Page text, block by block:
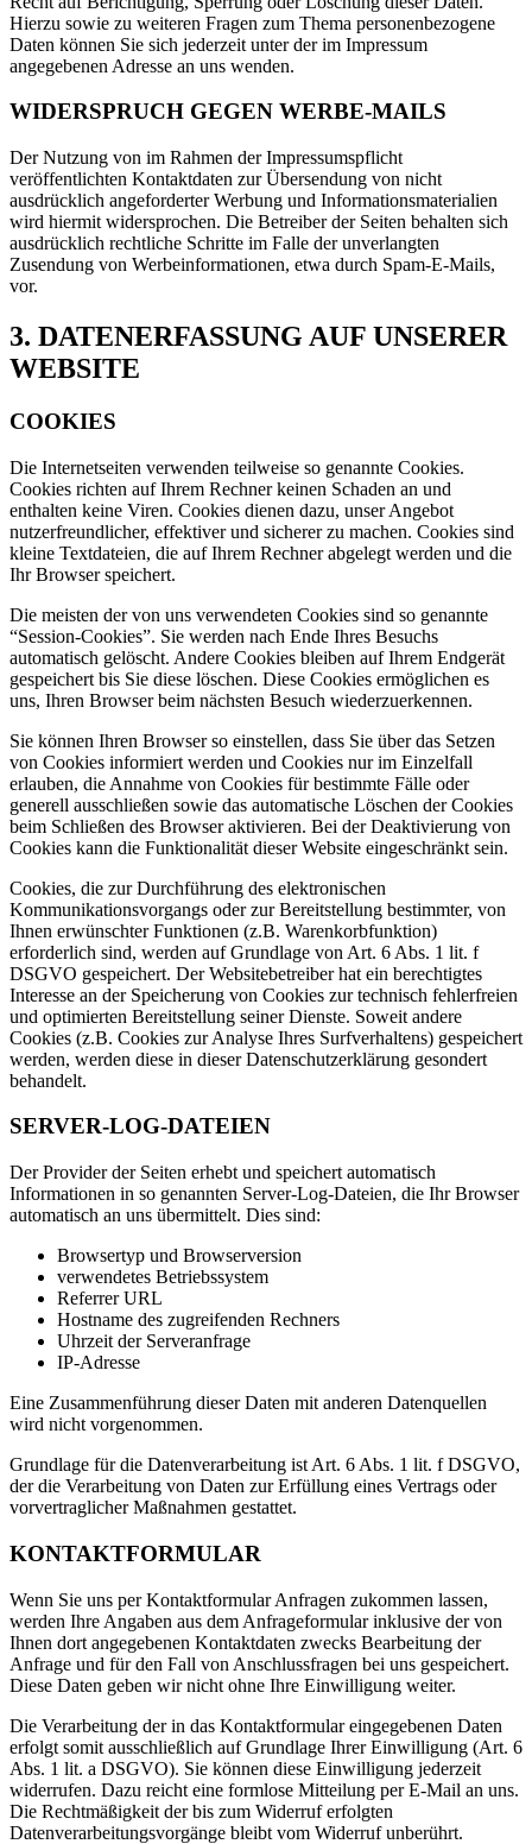
Hierzu sowie zu weiteren Fragen zum Thema personenbezogene
Daten können Sie sich jederzeit unter der im Impressum
angegebenen Adresse an uns wenden.
WIDERSPRUCH GEGEN WERBE-MAILS
Der Nutzung von im Rahmen der Impressumspflicht
veröffentlichten Kontaktdaten zur Übersendung von nicht
ausdrücklich angeforderter Werbung und Informationsmaterialien
wird hiermit widersprochen. Die Betreiber der Seiten behalten sich
ausdrücklich rechtliche Schritte im Falle der unverlangten
Zusendung von Werbeinformationen, etwa durch Spam-E-Mails,
vor.
3. DATENERFASSUNG AUF UNSERER
WEBSITE
COOKIES
Die Internetseiten verwenden teilweise so genannte Cookies.
Cookies richten auf Ihrem Rechner keinen Schaden an und
enthalten keine Viren. Cookies dienen dazu, unser Angebot
nutzerfreundlicher, effektiver und sicherer zu machen. Cookies sind
kleine Textdateien, die auf Ihrem Rechner abgelegt werden und die
Ihr Browser speichert.
Die meisten der von uns verwendeten Cookies sind so genannte
“Session-Cookies”. Sie werden nach Ende Ihres Besuchs
automatisch gelöscht. Andere Cookies bleiben auf Ihrem Endgerät
gespeichert bis Sie diese löschen. Diese Cookies ermöglichen es
uns, Ihren Browser beim nächsten Besuch wiederzuerkennen.
Sie können Ihren Browser so einstellen, dass Sie über das Setzen
von Cookies informiert werden und Cookies nur im Einzelfall
erlauben, die Annahme von Cookies für bestimmte Fälle oder
generell ausschließen sowie das automatische Löschen der Cookies
beim Schließen des Browser aktivieren. Bei der Deaktivierung von
Cookies kann die Funktionalität dieser Website eingeschränkt sein.
Cookies, die zur Durchführung des elektronischen
Kommunikationsvorgangs oder zur Bereitstellung bestimmter, von
Ihnen erwünschter Funktionen (z.B. Warenkorbfunktion)
erforderlich sind, werden auf Grundlage von Art. 6 Abs. 1 lit. f
DSGVO gespeichert. Der Websitebetreiber hat ein berechtigtes
Interesse an der Speicherung von Cookies zur technisch fehlerfreien
und optimierten Bereitstellung seiner Dienste. Soweit andere
Cookies (z.B. Cookies zur Analyse Ihres Surfverhaltens) gespeichert
werden, werden diese in dieser Datenschutzerklärung gesondert
behandelt.
SERVER-LOG-DATEIEN
Der Provider der Seiten erhebt und speichert automatisch
Informationen in so genannten Server-Log-Dateien, die Ihr Browser
automatisch an uns übermittelt. Dies sind:
Browsertyp und Browserversion
verwendetes Betriebssystem
Referrer URL
Hostname des zugreifenden Rechners
Uhrzeit der Serveranfrage
IP-Adresse
Eine Zusammenführung dieser Daten mit anderen Datenquellen
wird nicht vorgenommen.
Grundlage für die Datenverarbeitung ist Art. 6 Abs. 1 lit. f DSGVO,
der die Verarbeitung von Daten zur Erfüllung eines Vertrags oder
vorvertraglicher Maßnahmen gestattet.
KONTAKTFORMULAR
Wenn Sie uns per Kontaktformular Anfragen zukommen lassen,
werden Ihre Angaben aus dem Anfrageformular inklusive der von
Ihnen dort angegebenen Kontaktdaten zwecks Bearbeitung der
Anfrage und für den Fall von Anschlussfragen bei uns gespeichert.
Diese Daten geben wir nicht ohne Ihre Einwilligung weiter.
Die Verarbeitung der in das Kontaktformular eingegebenen Daten
erfolgt somit ausschließlich auf Grundlage Ihrer Einwilligung (Art. 6
Abs. 1 lit. a DSGVO). Sie können diese Einwilligung jederzeit
widerrufen. Dazu reicht eine formlose Mitteilung per E-Mail an uns.
Die Rechtmäßigkeit der bis zum Widerruf erfolgten
Datenverarbeitungsvorgänge bleibt vom Widerruf unberührt.